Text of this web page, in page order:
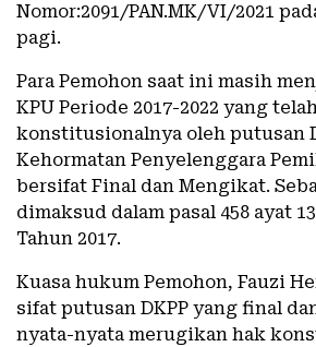
Nomor:2091/PAN.MK/VI/2021
pagi.
Para Pemohon saat ini masih
KPU Periode 2017-2022 yang
konstitusionalnya oleh putusan
Kehormatan Penyelenggara
bersifat Final dan Mengikat.
dimaksud dalam pasal 458 ayat
Tahun 2017.
Kuasa hukum Pemohon, Fauzi
sifat putusan DKPP yang final
nyata-nyata merugikan hak